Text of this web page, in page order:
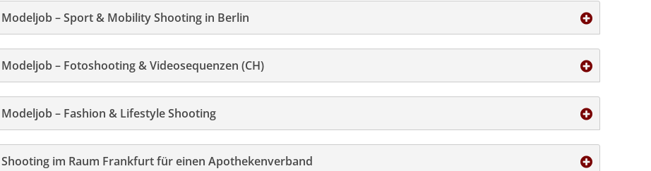
Modeljob – Sport & Mobility Shooting in Berlin
Modeljob – Fotoshooting & Videosequenzen (CH)
Modeljob – Fashion & Lifestyle Shooting
Shooting im Raum Frankfurt für einen Apothekenverband